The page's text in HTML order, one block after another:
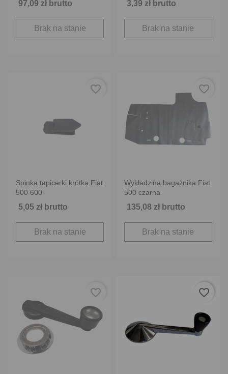
97,09 zł brutto
Brak na stanie
3,39 zł brutto
Brak na stanie
Spinka tapicerki krótka Fiat
500 600
5,05 zł brutto
Brak na stanie
favorite_border
Wykładzina bagażnika Fiat
500 czarna
135,08 zł brutto
Brak na stanie
favorite_border
favorite_border favorite_border